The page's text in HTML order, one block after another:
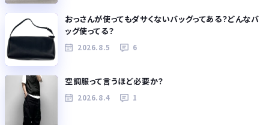
おっさんが使ってもダサくないバッグってある？どんなバ
ッグ使ってる？
2026.8.5 6
空調服って言うほど必要か？
2026.8.4 1